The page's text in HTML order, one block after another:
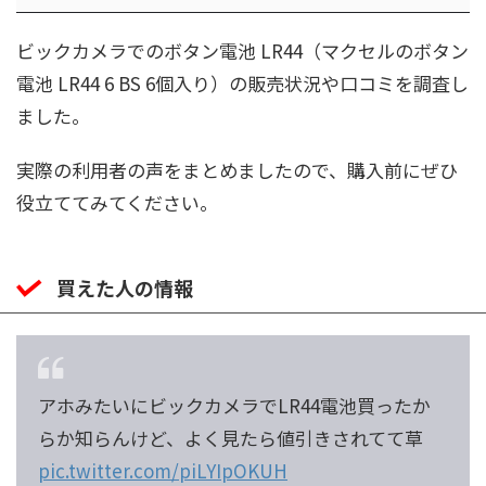
ビックカメラでのボタン電池 LR44（マクセルのボタン
電池 LR44 6 BS 6個入り）の販売状況や口コミを調査し
ました。
実際の利用者の声をまとめましたので、購入前にぜひ
役立ててみてください。
買えた人の情報
アホみたいにビックカメラでLR44電池買ったか
らか知らんけど、よく見たら値引きされてて草
pic.twitter.com/piLYIpOKUH